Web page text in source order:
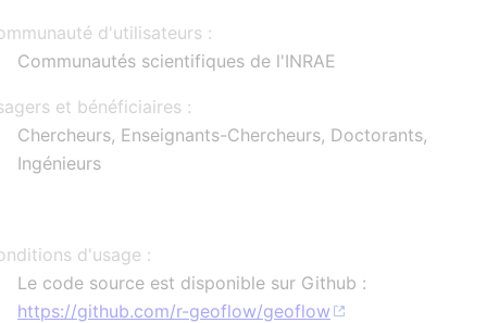
d'utilisateurs :
Communautés scientifiques de l'INRAE
et bénéficiaires :
Chercheurs, Enseignants-Chercheurs, Doctorants,
Ingénieurs
d'usage :
Le code source est disponible sur Github :
https://github.com/r-geoflow/geoflow